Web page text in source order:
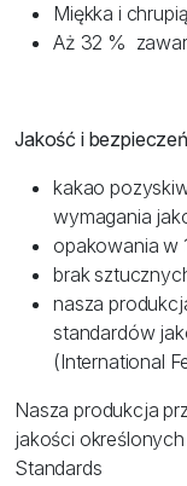
Miękka i
Aż 32 %
Jakość i
kakao
wymagania
opakowania w
brak
nasza
standardów
(International
Nasza produkcja
jakości
Standards